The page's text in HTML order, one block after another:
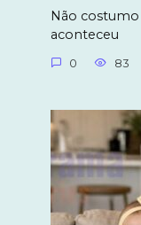
Não
aconteceu
0 83